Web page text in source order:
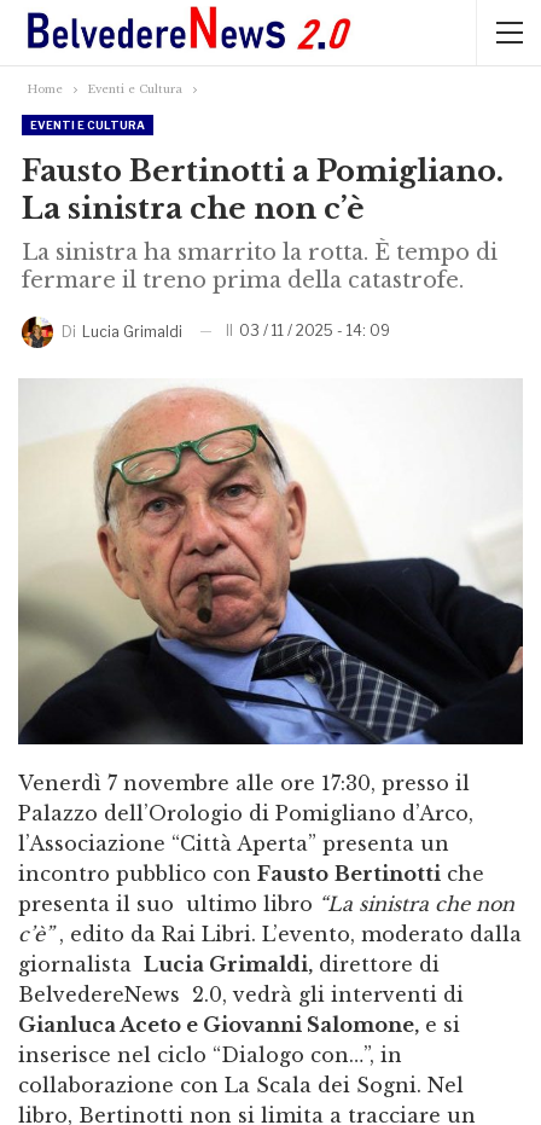
Home Eventi e Cultura
EVENTI E CULTURA
Fausto Bertinotti a Pomigliano.
La sinistra che non c’è
La sinistra ha smarrito la rotta. È tempo di
fermare il treno prima della catastrofe.
Di Lucia Grimaldi 03 / 11 / 2025 - 14: 09
Venerdì 7 novembre alle ore 17:30, presso il
Palazzo dell’Orologio di Pomigliano d’Arco,
l’Associazione “Città Aperta” presenta un
incontro pubblico con Fausto Bertinotti che
presenta il suo ultimo libro “La sinistra che non
c’è”, edito da Rai Libri. L’evento, moderato dalla
giornalista Lucia Grimaldi, direttore di
BelvedereNews 2.0, vedrà gli interventi di
Gianluca Aceto e Giovanni Salomone, e si
inserisce nel ciclo “Dialogo con…”, in
collaborazione con La Scala dei Sogni. Nel
libro, Bertinotti non si limita a tracciare un